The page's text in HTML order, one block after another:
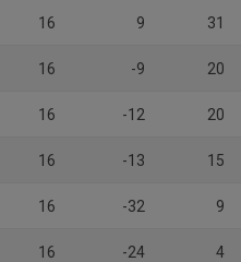
16 9 31
16 -9 20
16 -12 20
16 -13 15
16 -32 9
16 -24 4